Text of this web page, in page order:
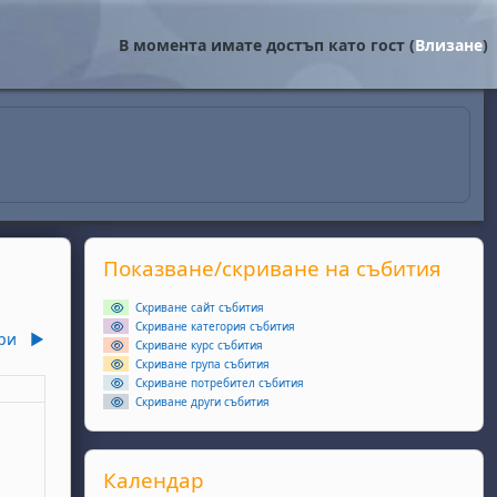
В момента имате достъп като гост (Влизане)
▶︎
4 октомвринеделя, 5 октомври
Supplementary blocks
Прескочи Показване/скриване на събития
Показване/скриване на събития
Скриване сайт събития
Скриване категория събития
Скриване курс събития
Скриване група събития
Скриване потребител събития
Скриване други събития
Прескочи Календар
Календар